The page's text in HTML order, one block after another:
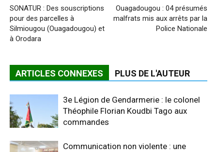
SONATUR : Des souscriptions
pour des parcelles à
Silmiougou (Ouagadougou) et
à Orodara
Ouagadougou : 04 présumés
malfrats mis aux arrêts par la
Police Nationale
ARTICLES CONNEXES PLUS DE L'AUTEUR
3e Légion de Gendarmerie : le colonel
Théophile Florian Koudbi Tago aux
commandes
Communication non violente : une